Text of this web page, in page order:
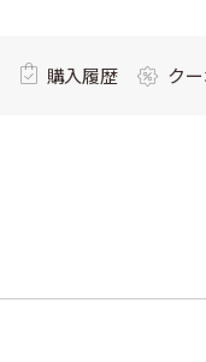
購入履歴 ク